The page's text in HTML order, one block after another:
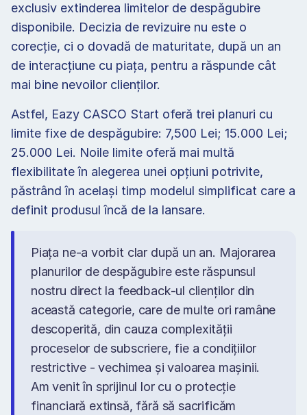
exclusiv extinderea limitelor de despăgubire
disponibile. Decizia de revizuire nu este o
corecție, ci o dovadă de maturitate, după un an
de interacțiune cu piața, pentru a răspunde cât
mai bine nevoilor clienților.
Astfel, Eazy CASCO Start oferă trei planuri cu
limite fixe de despăgubire: 7,500 Lei; 15.000 Lei;
25.000 Lei. Noile limite oferă mai multă
flexibilitate în alegerea unei opțiuni potrivite,
păstrând în acelaşi timp modelul simplificat care a
definit produsul încă de la lansare.
Piața ne-a vorbit clar după un an. Majorarea
planurilor de despăgubire este răspunsul
nostru direct la feedback-ul clienților din
această categorie, care de multe ori ramâne
descoperită, din cauza complexității
proceselor de subscriere, fie a condițiilor
restrictive - vechimea și valoarea mașinii.
Am venit în sprijinul lor cu o protecție
financiară extinsă, fără să sacrificăm